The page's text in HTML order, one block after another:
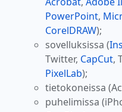
PowerPoint,
CorelDRAW);
sovelluksissa (
Twitter, CapCut,
PixelLab);
tietokoneissa
puhelimissa